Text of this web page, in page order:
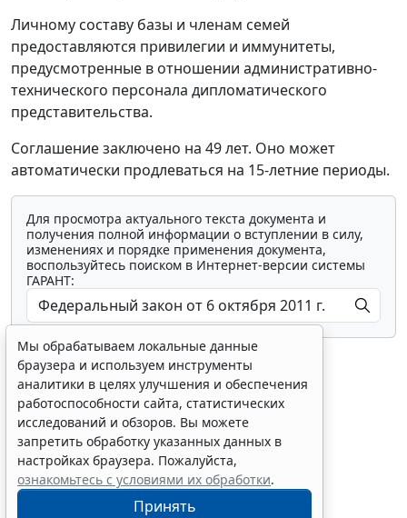
Личному составу базы и членам семей
предоставляются привилегии и иммунитеты,
предусмотренные в отношении административно-
технического персонала дипломатического
представительства.
Соглашение заключено на 49 лет. Оно может
автоматически продлеваться на 15-летние периоды.
Для просмотра актуального текста документа и
получения полной информации о вступлении в силу,
изменениях и порядке применения документа,
воспользуйтесь поиском в Интернет-версии системы
ГАРАНТ:
Показать все материалы
Мы обрабатываем локальные данные
браузера и используем инструменты
аналитики в целях улучшения и обеспечения
работоспособности сайта, статистических
исследований и обзоров. Вы можете
запретить обработку указанных данных в
настройках браузера. Пожалуйста,
ознакомьтесь с условиями их обработки.
Принять